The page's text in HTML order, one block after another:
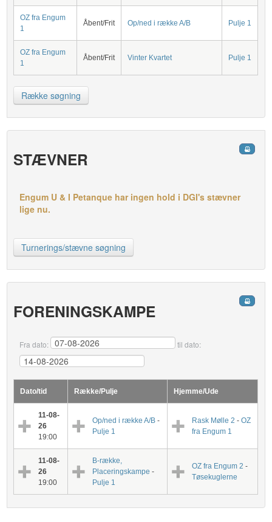
OZ fra Engum
1
Åbent/Frit Op/ned i række A/B Pulje 1
OZ fra Engum
1
Åbent/Frit Vinter Kvartet Pulje 1
Række søgning
STÆVNER
Engum U & I Petanque har ingen hold i DGI's stævner
lige nu.
Turnerings/stævne søgning
FORENINGSKAMPE
Fra dato: til dato:
Dato/tid Række/Pulje Hjemme/Ude
11-08-
26
19:00
Op/ned i række A/B -
Pulje 1
Rask Mølle 2 -OZ
fra Engum 1
11-08-
26
19:00
B-række,
Placeringskampe -
Pulje 1
OZ fra Engum 2 -
Tøsekuglerne